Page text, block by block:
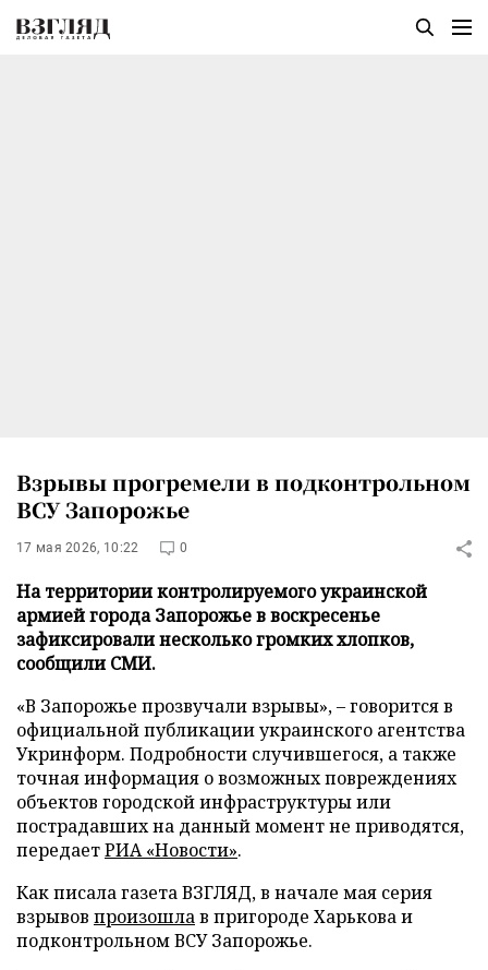
Взрывы прогремели в подконтрольном
ВСУ Запорожье
17 мая 2026, 10:22 0
На территории контролируемого украинской
армией города Запорожье в воскресенье
зафиксировали несколько громких хлопков,
сообщили СМИ.
«В Запорожье прозвучали взрывы», – говорится в
официальной публикации украинского агентства
Укринформ. Подробности случившегося, а также
точная информация о возможных повреждениях
объектов городской инфраструктуры или
пострадавших на данный момент не приводятся,
передаетРИА «Новости».
Как писала газета ВЗГЛЯД, в начале мая серия
взрывов произошлав пригороде Харькова и
подконтрольном ВСУ Запорожье.